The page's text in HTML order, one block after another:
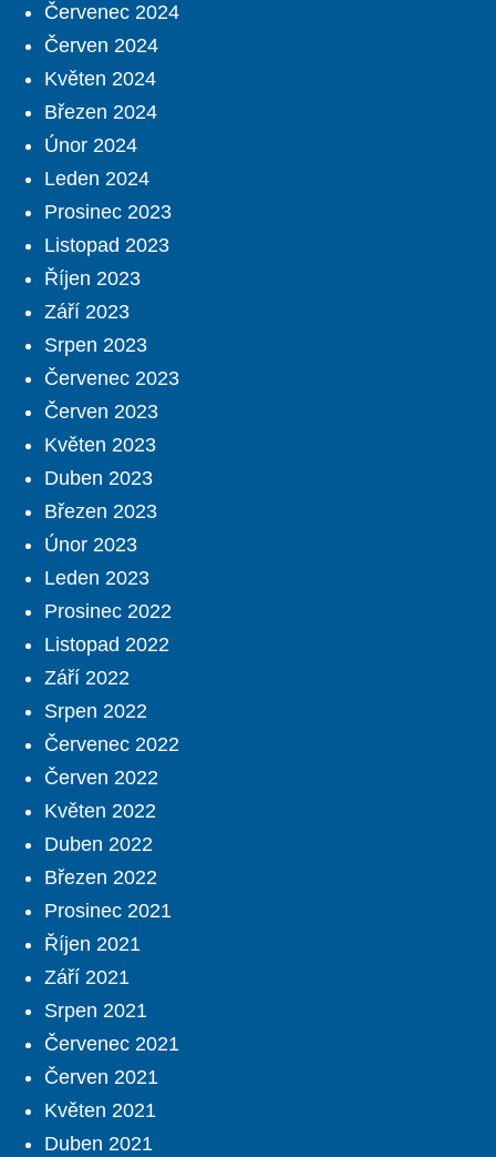
Červenec 2024
Červen 2024
Květen 2024
Březen 2024
Únor 2024
Leden 2024
Prosinec 2023
Listopad 2023
Říjen 2023
Září 2023
Srpen 2023
Červenec 2023
Červen 2023
Květen 2023
Duben 2023
Březen 2023
Únor 2023
Leden 2023
Prosinec 2022
Listopad 2022
Září 2022
Srpen 2022
Červenec 2022
Červen 2022
Květen 2022
Duben 2022
Březen 2022
Prosinec 2021
Říjen 2021
Září 2021
Srpen 2021
Červenec 2021
Červen 2021
Květen 2021
Duben 2021